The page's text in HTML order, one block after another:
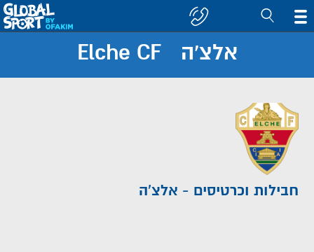
קבוצה/יעד
אלצ'ה Elche CF
חבילות וכרטיסים - אלצ'ה